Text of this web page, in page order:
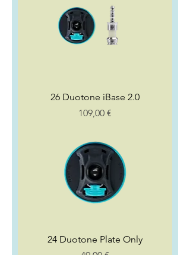
26 Duotone iBase 2.0
Preço
109,00 €
24 Duotone Plate Only